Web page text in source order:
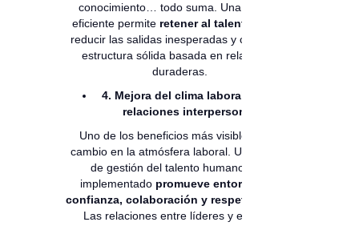
conocimiento… todo suma. Una gestión
eficiente permite retener al talento clave
reducir las salidas inesperadas y crear una
estructura sólida basada en relaciones
duraderas.
4. Mejora del clima laboral y de las
relaciones interpersonales
Uno de los beneficios más visibles es el
cambio en la atmósfera laboral. Un modelo
de gestión del talento humano bien
implementado promueve entornos de
confianza, colaboración y respeto mutuo
Las relaciones entre líderes y equipos